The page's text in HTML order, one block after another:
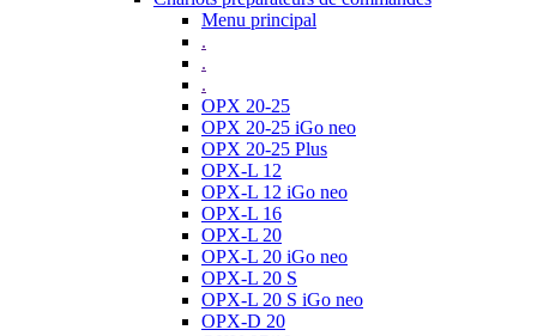
Menu principal
.
.
.
OPX 20-25
OPX 20-25 iGo neo
OPX 20-25 Plus
OPX-L 12
OPX-L 12 iGo neo
OPX-L 16
OPX-L 20
OPX-L 20 iGo neo
OPX-L 20 S
OPX-L 20 S iGo neo
OPX-D 20